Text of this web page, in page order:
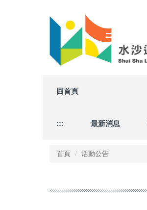
回首頁
::: 最新消息
首頁 活動公告